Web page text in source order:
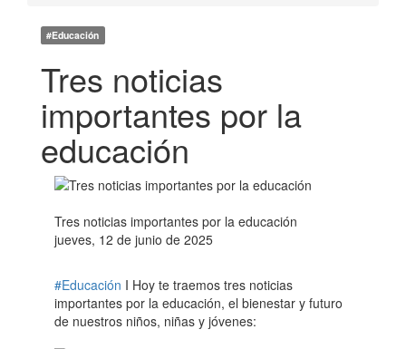
#Educación
Tres noticias
importantes por la
educación
Tres noticias importantes por la educación
jueves, 12 de junio de 2025
#Educación I Hoy te traemos tres noticias
importantes por la educación, el bienestar y futuro
de nuestros niños, niñas y jóvenes: